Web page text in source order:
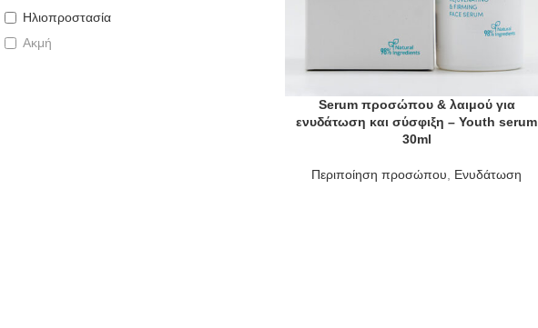
Ηλιοπροστασία
Ακμή
Serum προσώπου & λαιμού για
ενυδάτωση και σύσφιξη – Youth serum
30ml
Περιποίηση προσώπου, Ενυδάτωση